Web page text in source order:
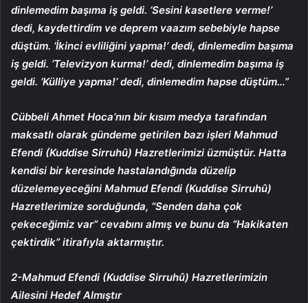
dinlemedim başıma iş geldi. ‘Sesini kasetlere verme!’
dedi, kaydettirdim ve deprem vaazım sebebiyle hapse
düştüm. ‘İkinci evliliğini yapma!’ dedi, dinlemedim başıma
iş geldi. ‘Televizyon kurma!’ dedi, dinlemedim başıma iş
geldi. ‘Külliye yapma!’ dedi, dinlemedim hapse düştüm…”
Cübbeli Ahmet Hoca’nın bir kısım medya tarafından
maksatlı olarak gündeme getirilen bazı işleri Mahmud
Efendi (Kuddise Sirruhû) Hazretlerimizi üzmüştür. Hatta
kendisi bir keresinde hastalandığında düzelip
düzelemeyeceğini Mahmud Efendi (Kuddise Sirruhû)
Hazretlerimize sorduğunda, “Senden daha çok
çekeceğimiz var” cevabını almış ve bunu da “Hakikaten
çektirdik” itirafıyla aktarmıştır.
2-Mahmud Efendi (Kuddise Sirruhû) Hazretlerimizin
Ailesini Hedef Almıştır